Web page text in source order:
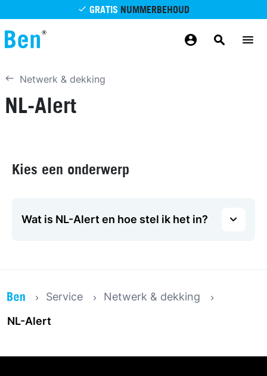
Overslaan en naar de inhoud gaan
GRATIS NUMMERBEHOUD
Netwerk & dekking
NL-Alert
Kies een onderwerp
Wat is NL-Alert en hoe stel ik het in?
Service
Netwerk & dekking
NL-Alert